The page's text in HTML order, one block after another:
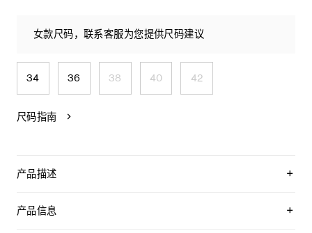
女款尺码，联系客服为您提供尺码建议
34 36 38 40 42
尺码指南
产品描述
产品信息